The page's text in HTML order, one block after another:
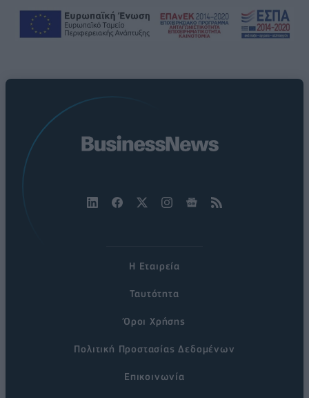
Η Εταιρεία
Ταυτότητα
Όροι Χρήσης
Πολιτική Προστασίας Δεδομένων
Επικοινωνία